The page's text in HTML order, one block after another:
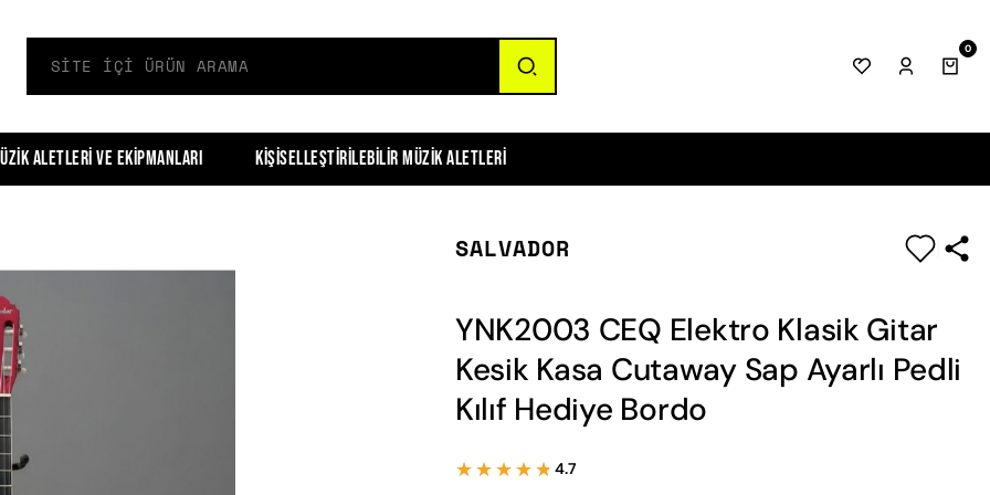
0
Aletleri ve Ekipmanları Kişiselleştirilebilir Müzik Aletleri
SALVADOR
YNK2003 CEQ Elektro Klasik Gitar
Kesik Kasa Cutaway Sap Ayarlı Pedli
Kılıf Hediye Bordo
★★★★★
★★★★★ 4.7